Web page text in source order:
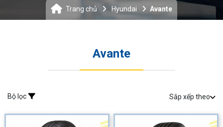
Trang chủ Hyundai Avante
Avante
Bộ lọc Sắp xếp theo